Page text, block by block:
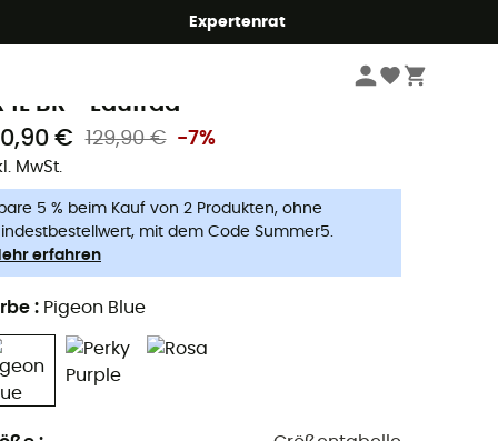
Expertenrat
Kinderfahrräder Laufräder
1L BR - Laufrad
€
129,90 € -7%
MwSt.
5 % beim Kauf von 2 Produkten, ohne
mit dem Code Summer5.
erfahren
: Pigeon Blue